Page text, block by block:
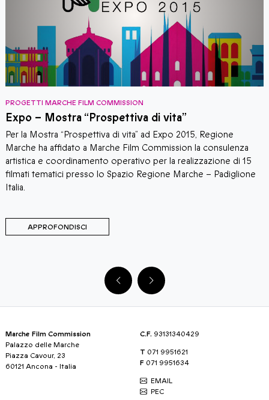
PROGETTI MARCHE FILM COMMISSION
Expo – Mostra “Prospettiva di vita”
Per la Mostra “Prospettiva di vita” ad Expo 2015, Regione
Marche ha affidato a Marche Film Commission la consulenza
artistica e coordinamento operativo per la realizzazione di 15
filmati tematici presso lo Spazio Regione Marche – Padiglione
Italia.
APPROFONDISCI
Marche Film Commission
Palazzo delle Marche
Piazza Cavour, 23
60121 Ancona - Italia
C.F. 93131340429
T 071 9951621
F 071 9951634
EMAIL
PEC